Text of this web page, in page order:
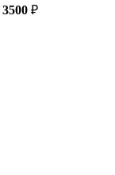
3500 ₽